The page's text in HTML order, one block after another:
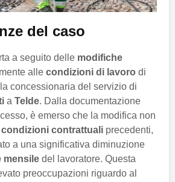
del caso
a seguito delle modifiche
alle condizioni di lavoro di
concessionaria del servizio di
a Telde. Dalla documentazione
è emerso che la modifica non
condizioni contrattuali precedenti,
a una significativa diminuzione
mensile del lavoratore. Questa
preoccupazioni riguardo al